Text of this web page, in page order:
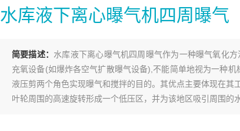
水库液下离心曝气机四周曝气
简要描述： 水库液下离心曝气机四周曝气作为一种曝气氧化
充氧设备(如爆炸各空气扩散曝气设备),不能简单地视为一种
液压剪两个角色实现曝气和搅拌的目的。其优点主要体现在其
叶轮周围的高速旋转形成一个低压区，并为该地区吸引周围的